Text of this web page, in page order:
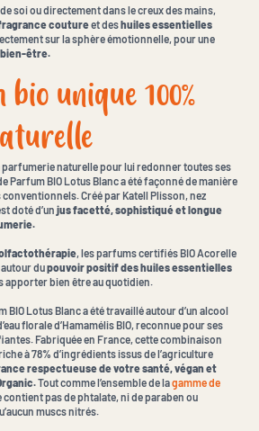
soi ou directement dans le creux des mains,
coutureet deshuiles essentielles
sur la sphère émotionnelle, pour une
être.
unique 100%
naturelle pour lui redonner toutes ses
Parfum BIO Lotus Blanc a été façonné de manière
Créé par Katell Plisson, nez
doté d’un jus facetté, sophistiqué et longue
, les parfums certifiés BIO Acorelle
dupouvoir positif des huiles essentielles
apporter bien être au quotidien.
Lotus Blanc a été travaillé autour d’un alcool
florale d’Hamamélis BIO, reconnue pour ses
Fabriquée en France, cette combinaison
à 78% d’ingrédients issus de l’agriculture
respectueuse de votre santé, végan et
Tout comme l’ensemble de lagamme de
contient pas de phtalate, ni de paraben ou
muscs nitrés.